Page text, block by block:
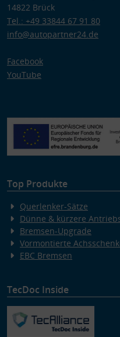
14822 Brück
Tel.: +49 33844 67 91 80
info@autopartner24.de
Facebook
YouTube
Top Produkte
Querlenker-Sätze
Dünne & kürzere
Bremsen-Upgrade
Vormontierte
EBC Bremsen
TecDoc Inside